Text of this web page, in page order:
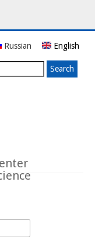
Russian English